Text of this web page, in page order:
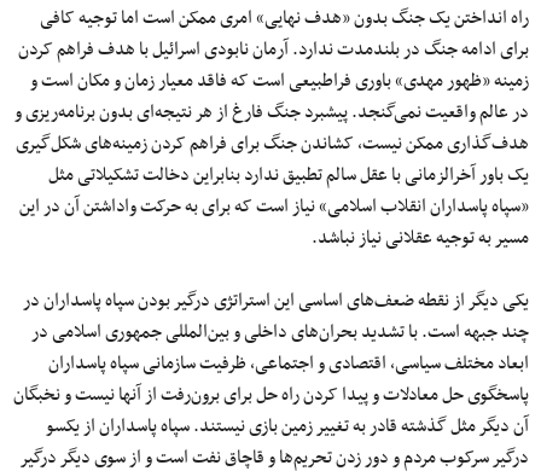
راه انداختن یک جنگ بدون «هدف نهایی» امری ممکن است اما توجیه کافی
برای ادامه جنگ در بلندمدت ندارد. آرمان نابودی اسرائیل با هدف فراهم کردن
زمینه «ظهور مهدی» باوری فراطبیعی است که فاقد معیار زمان و مکان است و
در عالم واقعیت نمی‌گنجد. پیشبرد جنگ فارغ از هر نتیجه‌ای بدون برنامه‌ریزی و
هدف‌گذاری ممکن نیست، کشاندن جنگ برای فراهم کردن زمینه‌های شکل‌گیری
یک باور آخرالزمانی با عقل سالم تطبیق ندارد بنابراین دخالت تشکیلاتی مثل
«سپاه پاسداران انقلاب اسلامی» نیاز است که برای به حرکت واداشتن آن در این
مسیر به توجیه عقلانی نیاز نباشد.
یکی دیگر از نقطه ضعف‌های اساسی این استراتژی درگیر بودن سپاه پاسداران در
چند جبهه است. با تشدید بحران‌های داخلی و بین‌المللی جمهوری اسلامی در
ابعاد مختلف سیاسی، اقتصادی و اجتماعی، ظرفیت سازمانی سپاه پاسداران
پاسخگوی حل معادلات و پیدا کردن راه‌ حل برای برون‌رفت از آنها نیست و نخبگان
آن دیگر مثل گذشته قادر به تغییر زمین بازی نیستند. سپاه پاسداران از یکسو
درگیر سرکوب مردم و دور زدن تحریم‌ها و قاچاق نفت است و از سوی دیگر درگیر